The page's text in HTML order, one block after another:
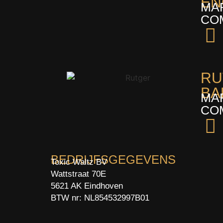
BEDRIJFSGEGEVENS
Toxic Waltz BV
Wattstraat 70E
5621 AK Eindhoven
BTW nr: NL854532997B01